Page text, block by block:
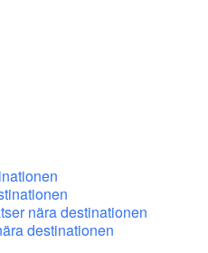
nära destinationen
destinationen